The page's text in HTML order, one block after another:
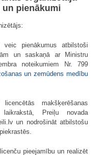
pienākumi
pienākumus atbilstoši
un saskaņā ar Ministru
noteikumiem Nr. 799
un zemūdens medību
makšķerēšanas
Preiļu novada
un nodrošināt atbilstošu
pieejamību un realizēt